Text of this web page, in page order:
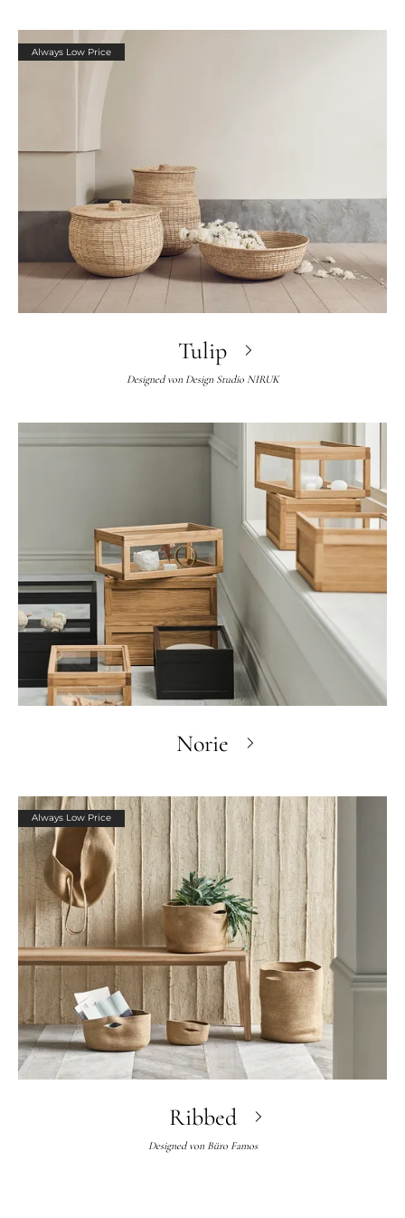
Always Low Price
Tulip
Designed von Design Studio NIRUK
Norie
Always Low Price
Ribbed
Designed von Büro Famos